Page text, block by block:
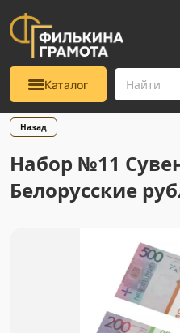
Каталог
Назад
Набор №11
Белорусские